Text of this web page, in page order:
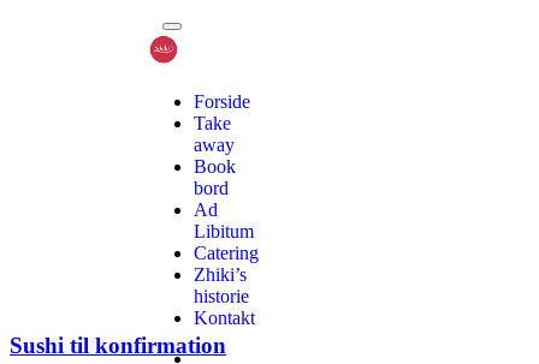
Forside
Take
away
Book
bord
Ad
Libitum
Catering
Zhiki’s
historie
Kontakt
Sushi til konfirmation